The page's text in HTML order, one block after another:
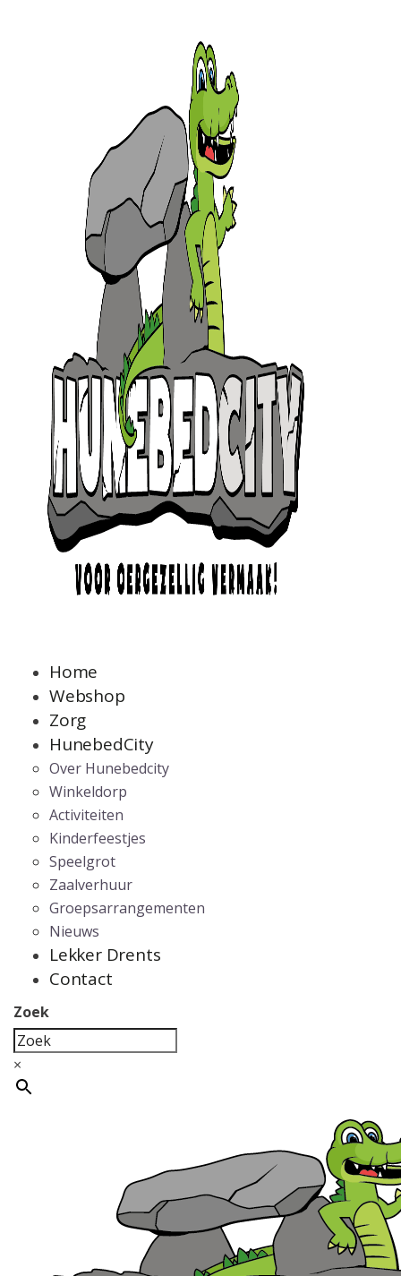
Home
Webshop
Zorg
HunebedCity
Over Hunebedcity
Winkeldorp
Activiteiten
Kinderfeestjes
Speelgrot
Zaalverhuur
Groepsarrangementen
Nieuws
Lekker Drents
Contact
Zoek
×